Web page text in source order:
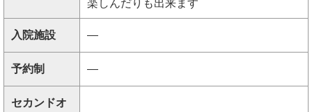
楽しんだりも出来ます
入院施設 ―
予約制 ―
セカンドオ